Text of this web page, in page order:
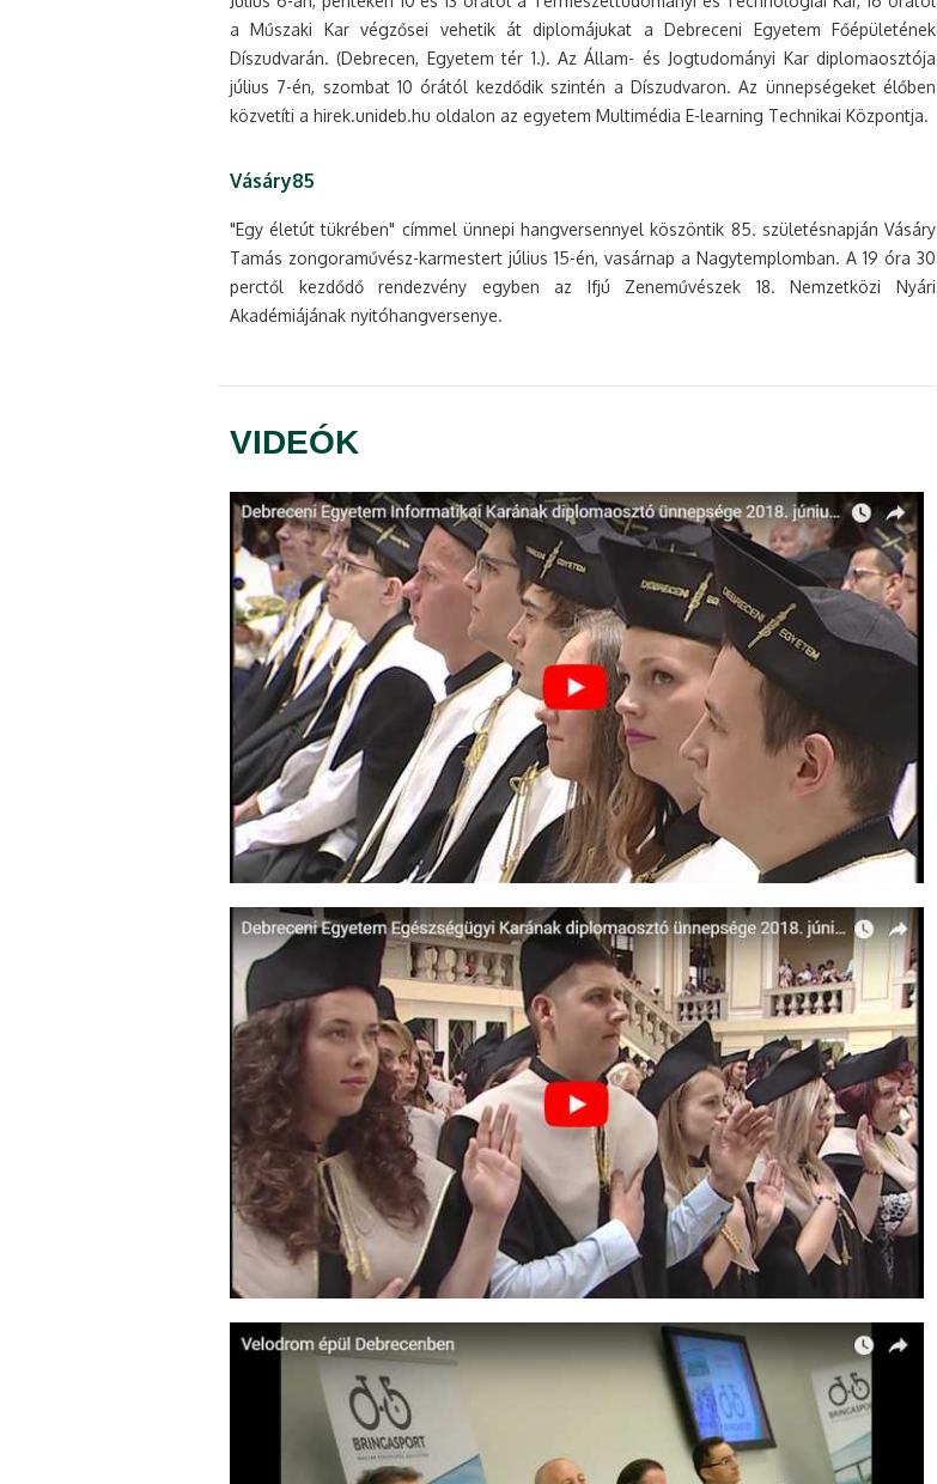
a Műszaki Kar végzősei vehetik át diplomájukat a Debreceni Egyetem Főépületének
Díszudvarán. (Debrecen, Egyetem tér 1.). Az Állam- és Jogtudományi Kar diplomaosztója
július 7-én, szombat 10 órától kezdődik szintén a Díszudvaron. Az ünnepségeket élőben
közvetíti a hirek.unideb.hu oldalon az egyetem Multimédia E-learning Technikai Központja.
Vásáry85
"Egy életút tükrében" címmel ünnepi hangversennyel köszöntik 85. születésnapján Vásáry
Tamás zongoraművész-karmestert július 15-én, vasárnap a Nagytemplomban. A 19 óra 30
perctől kezdődő rendezvény egyben az Ifjú Zeneművészek 18. Nemzetközi Nyári
Akadémiájának nyitóhangversenye.
VIDEÓK